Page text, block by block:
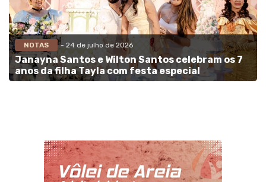
NOTAS - 24 de julho de 2026
Janayna Santos e Wilton Santos celebram os 7
anos da filha Tayla com festa especial